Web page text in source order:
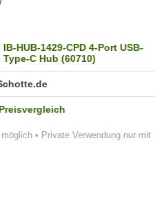
• Private Verwendung nur mit
HUB-1429-CPD 4-Port USB-
Type-C Hub (60710)